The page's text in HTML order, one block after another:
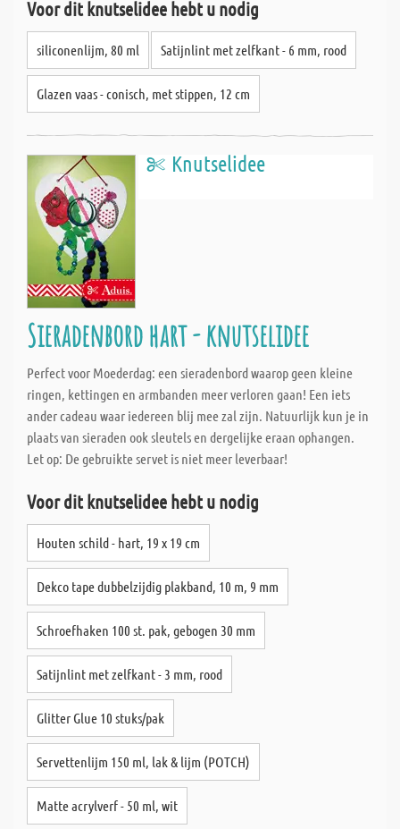
Voor dit knutselidee hebt u nodig
siliconenlijm, 80 ml Satijnlint met zelfkant - 6 mm, rood
Glazen vaas - conisch, met stippen, 12 cm
Knutselidee
Sieradenbord hart - knutselidee
Perfect voor Moederdag: een sieradenbord waarop geen kleine
ringen, kettingen en armbanden meer verloren gaan! Een iets
ander cadeau waar iedereen blij mee zal zijn. Natuurlijk kun je in
plaats van sieraden ook sleutels en dergelijke eraan ophangen.
Let op: De gebruikte servet is niet meer leverbaar!
Voor dit knutselidee hebt u nodig
Houten schild - hart, 19 x 19 cm
Dekco tape dubbelzijdig plakband, 10 m, 9 mm
Schroefhaken 100 st. pak, gebogen 30 mm
Satijnlint met zelfkant - 3 mm, rood
Glitter Glue 10 stuks/pak
Servettenlijm 150 ml, lak & lijm (POTCH)
Matte acrylverf - 50 ml, wit